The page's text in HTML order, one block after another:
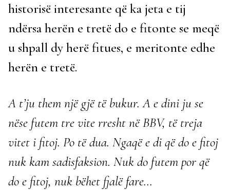
historisë interesante që ka jeta e tij
ndërsa herën e tretë do e fitonte se meqë
u shpall dy herë fitues, e meritonte edhe
herën e tretë.
A t’ju them një gjë të bukur. A e dini ju se
nëse futem tre vite rresht në BBV, të treja
vitet i fitoj. Po të dua. Ngaqë e di që do e fitoj
nuk kam sadisfaksion. Nuk do futem por që
do e fitoj, nuk bëhet fjalë fare…